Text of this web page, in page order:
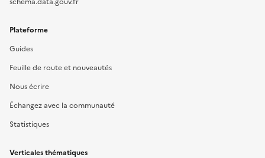
Plateforme
Guides
Feuille de route et nouveautés
Nous écrire
Échangez avec la communauté
Statistiques
Verticales thématiques